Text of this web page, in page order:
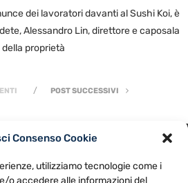
Consenso Cookie
utilizziamo tecnologie come i
o accedere alle informazioni del
dei lavoratori davanti al Sushi Koi, è
Alessandro Lin, direttore e caposala
proprietà
POST SUCCESSIVI
CONTATTACI PREFERENZE